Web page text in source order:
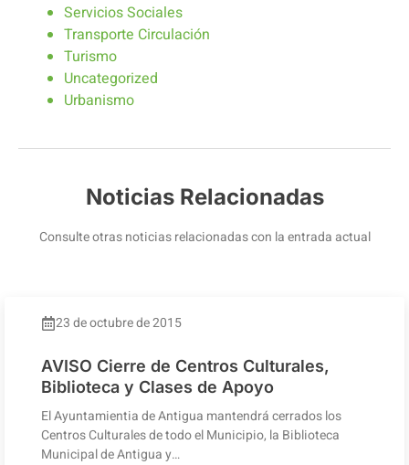
Servicios Sociales
Transporte Circulación
Turismo
Uncategorized
Urbanismo
Noticias Relacionadas
Consulte otras noticias relacionadas con la entrada actual
23 de octubre de 2015
AVISO Cierre de Centros Culturales,
Biblioteca y Clases de Apoyo
El Ayuntamientia de Antigua mantendrá cerrados los
Centros Culturales de todo el Municipio, la Biblioteca
Municipal de Antigua y…